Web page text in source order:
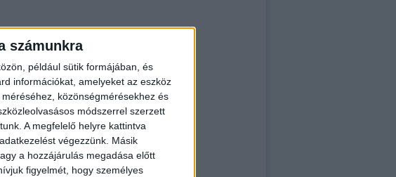
számunkra
például sütik formájában, és
információkat, amelyeket az eszköz
közönségmérésekhez és
módszerrel szerzett
A megfelelő helyre kattintva
végezzünk. Másik
a hozzájárulás megadása előtt
figyelmét, hogy személyes
távra
bővítésre
de